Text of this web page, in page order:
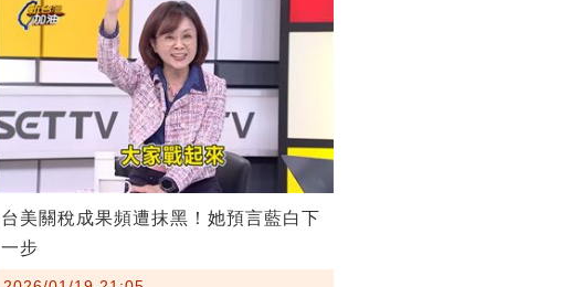
台美關稅成果頻遭抹黑！她預言藍白下
一步